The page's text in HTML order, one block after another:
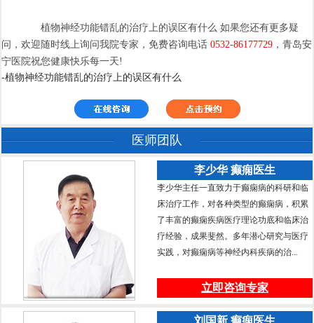
植物神经功能错乱的治疗上的误区有什么 如果您还有更多疑
问，欢迎随时线上询问我院专家，免费咨询电话0532-86177729 ，青岛安
宁医院祝您健康快乐每一天!
-植物神经功能错乱的治疗上的误区有什么
医师团队
李少华 癫痫医生
李少华主任一直致力于癫痫病的科研和临
床治疗工作，对各种类型的癫痫病，积累
了丰富的癫痫疾病医疗理论功底和临床治
疗经验，成果斐然。多年潜心研究与医疗
实践，对癫痫病等神经内科疾病的治...
立即咨询专家